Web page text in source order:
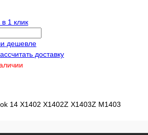
в 1 клик
дешевле
доставку
14 X1402 X1402Z X1403Z M1403